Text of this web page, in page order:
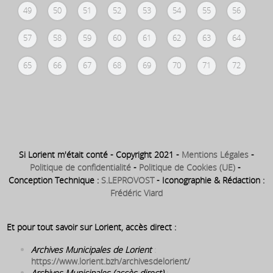
49 50 51 52 53 54 55 56
57 58 59 60 61 62 63 64
65 66 67 68 69 70 71 72
Si Lorient m'était conté - Copyright 2021 - Mentions Légales -
Politique de confidentialité - Politique de Cookies (UE) -
Conception Technique : S.LEPROVOST- Iconographie & Rédaction :
Frédéric Viard
Et pour tout savoir sur Lorient, accès direct :
Archives Municipales de Lorient
https://www.lorient.bzh/archivesdelorient/